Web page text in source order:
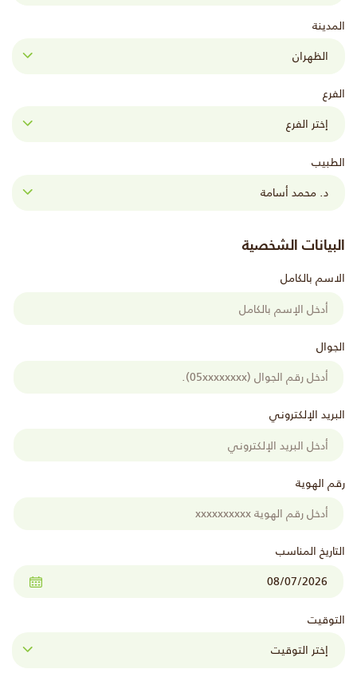
المدينة
الفرع
الطبيب
البيانات الشخصية
الاسم بالكامل
الجوال
البريد الإلكتروني
رقم الهوية
التاريخ المناسب
التوقيت